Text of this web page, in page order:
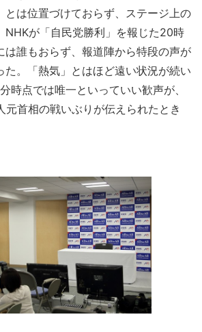
とは位置づけておらず、ステージ上の
NHKが「自民党勝利」を報じた20時
は誰もおらず、報道陣から特段の声が
た。「熱気」とはほど遠い状況が続い
時点では唯一といっていい歓声が、
元首相の戦いぶりが伝えられたとき